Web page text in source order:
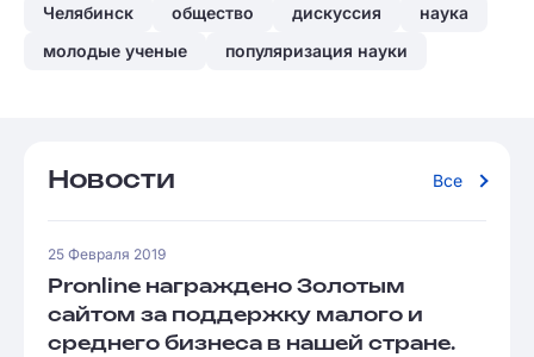
Челябинск
общество дискуссия
наука
молодые ученые
популяризация науки
Новости Все
25 Февраля 2019
Pronline награждено Золотым
сайтом за поддержку малого и
среднего бизнеса в нашей стране.